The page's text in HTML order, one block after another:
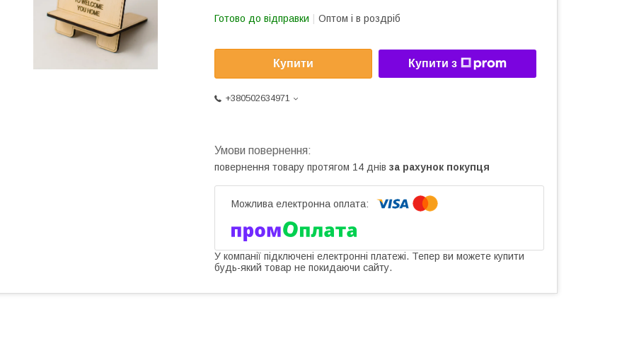
Готово до відправки Оптом і в роздріб
Купити Купити з
+380502634971
повернення товару протягом 14 днів за рахунок покупця
У компанії підключені електронні платежі. Тепер ви можете купити
будь-який товар не покидаючи сайту.